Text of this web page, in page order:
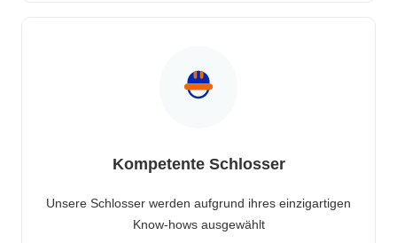
Kompetente Schlosser
Unsere Schlosser werden aufgrund ihres einzigartigen
Know-hows ausgewählt